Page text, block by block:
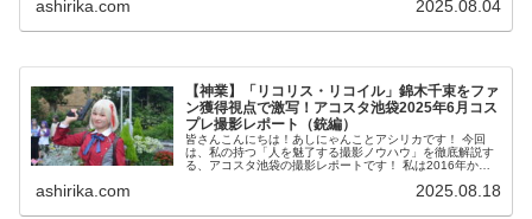
ashirika.com 2025.08.04
【神業】「リコリス・リコイル」錦木千束をファ
ン獲得視点で激写！アコスタ池袋2025年6月コス
プレ撮影レポート（銃編）
皆さんこんにちは！あしにゃんことアシリカです！ 今回
は、私の持つ「人を魅了する撮影ノウハウ」を徹底解説す
る、アコスタ池袋の撮影レポートです！ 私は2016年から
ashirika.com 2025.08.18